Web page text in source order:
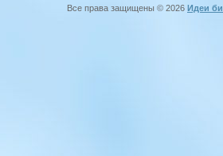
Все права защищены © 2026 Идеи